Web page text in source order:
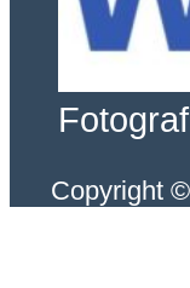
Copyright